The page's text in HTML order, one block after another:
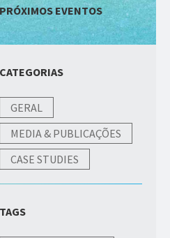
PRÓXIMOS EVENTOS
CATEGORIAS
GERAL
MEDIA & PUBLICAÇÕES
CASE STUDIES
TAGS